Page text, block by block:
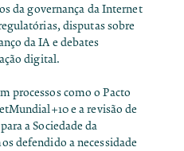
da governança da Internet
disputas sobre
da IA e debates
digital.
processos como o Pacto
e a revisão de
a Sociedade da
defendido a necessidade